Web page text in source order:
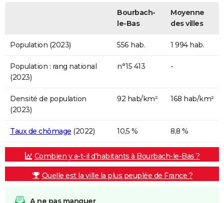
Bourbach-
le-Bas
Moyenne
des villes
Population (2023) 556 hab. 1 994 hab.
Population : rang national
(2023)
n°15 413 -
Densité de population
(2023)
92 hab/km² 168 hab/km²
Taux de chômage (2022) 10,5 % 8,8 %
Combien y a-t-il d'habitants à Bourbach-le-Bas ?
Quelle est la ville la plus peuplée de France ?
A ne pas manquer